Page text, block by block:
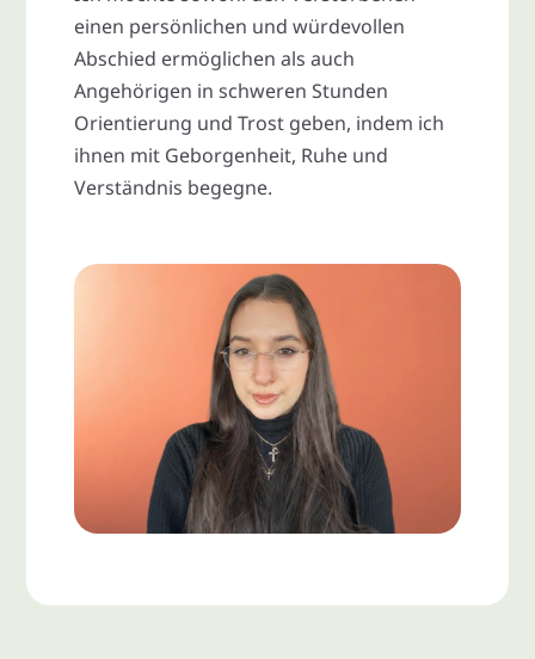
einen persönlichen und würdevollen
Abschied ermöglichen als auch
Angehörigen in schweren Stunden
Orientierung und Trost geben, indem ich
ihnen mit Geborgenheit, Ruhe und
Verständnis begegne.